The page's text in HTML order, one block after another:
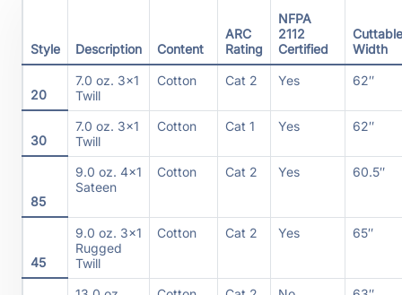
Style Description Content
ARC
Rating
NFPA
2112
Certified
Cuttable
Width
20
7.0 oz. 3×1
Twill
Cotton Cat 2 Yes 62″
30
7.0 oz. 3×1
Twill
Cotton Cat 1 Yes 62″
85
9.0 oz. 4×1
Sateen
Cotton Cat 2 Yes 60.5″
45
9.0 oz. 3×1
Rugged
Twill
Cotton Cat 2 Yes 65″